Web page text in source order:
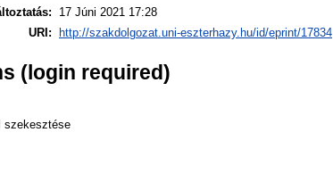
17 Júni 2021 17:28
URI:
http://szakdolgozat.uni-eszterhazy.hu/id/eprint/17834
(login required)
szekesztése